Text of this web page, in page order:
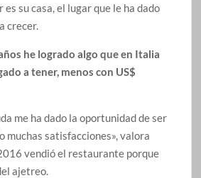
es su casa, el lugar que le ha dado
crecer.
he logrado algo que en Italia
a tener, menos con US$
me ha dado la oportunidad de ser
muchas satisfacciones», valora
vendió el restaurante porque
ajetreo.